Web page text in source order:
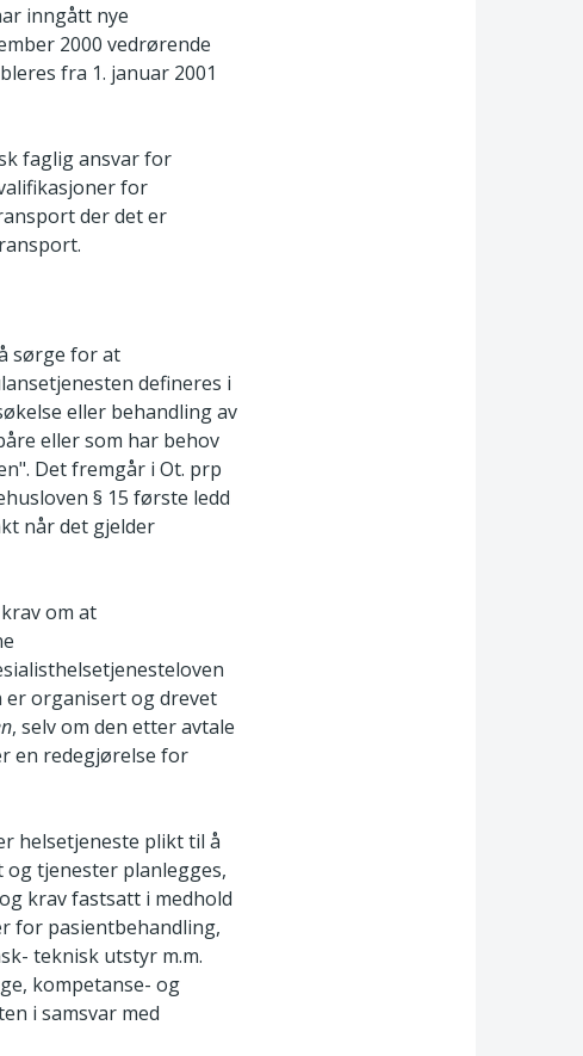
inngått nye
2000 vedrørende
fra 1. januar 2001
faglig ansvar for
for
der det er
sørge for at
defineres i
eller behandling av
eller som har behov
Det fremgår i Ot. prp
§ 15 første ledd
når det gjelder
om at
er organisert og drevet
, selv om den etter avtale
en redegjørelse for
helsetjeneste plikt til å
tjenester planlegges,
krav fastsatt i medhold
for pasientbehandling,
teknisk utstyr m.m.
kompetanse- og
i samsvar med